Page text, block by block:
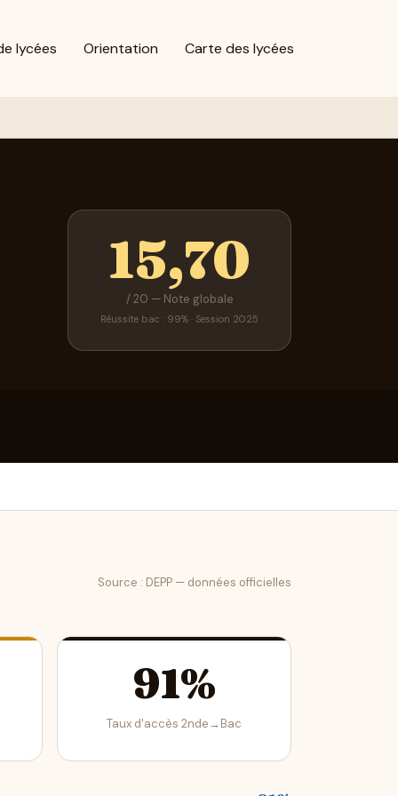
lycées Orientation Carte des lycées
15,70
/ 20 — Note globale
Réussite bac : 99% · Session 2025
Source : DEPP — données officielles
91%
Taux d'accès 2nde→Bac